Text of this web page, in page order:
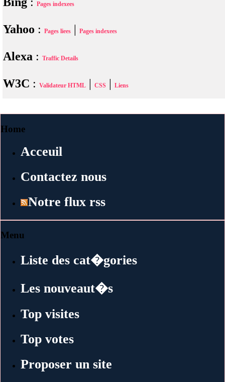
Pages indexees
Yahoo : Pages liees Pages indexees
Alexa : Traffic Details
W3C : Validateur HTML CSS Liens
Home
Acceuil
Contactez nous
Notre flux rss
Menu
Liste des cat�gories
Les nouveaut�s
Top visites
Top votes
Proposer un site